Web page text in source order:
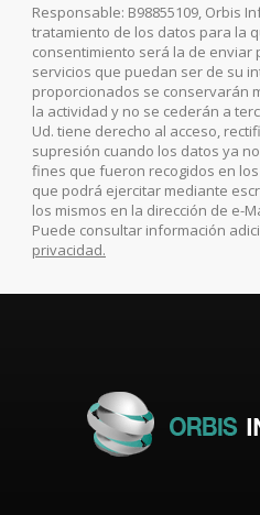
Responsable: B98855109, Orbis
tratamiento de los datos para la
consentimiento será la de enviar
servicios que puedan ser de su
proporcionados se conservarán
la actividad y no se cederán a
Ud. tiene derecho al acceso,
supresión cuando los datos ya
fines que fueron recogidos en
que podrá ejercitar mediante
los mismos en la dirección de e-
Puede consultar información
privacidad.